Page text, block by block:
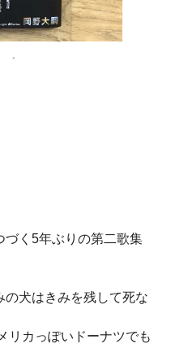
づく5年ぶりの第二歌集
犬はきみを残して死な
カっぽいドーナツでも